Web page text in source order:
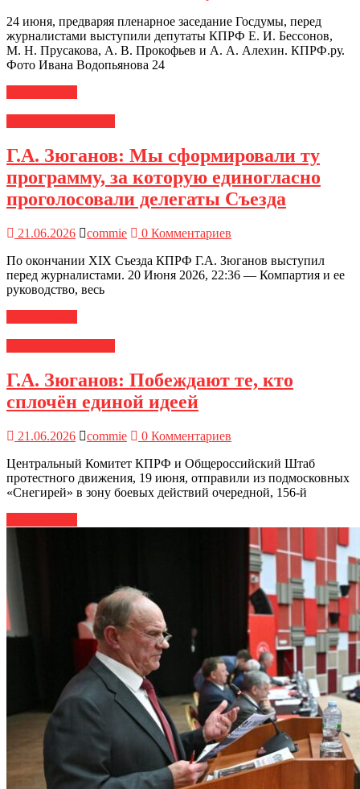
24 июня, предваряя пленарное заседание Госдумы, перед
журналистами выступили депутаты КПРФ Е. И. Бессонов,
М. Н. Прусакова, А. В. Прокофьев и А. А. Алехин. КПРФ.ру.
Фото Ивана Водопьянова 24
Г.А. Зюганов: Мы сформировали ту
программу, за которую единогласно
проголосовали делегаты Съезда
21.06.2026 commie
0 Комментариев
По окончании XIX Съезда КПРФ Г.А. Зюганов выступил
перед журналистами. 20 Июня 2026, 22:36 — Компартия и ее
руководство, весь
Г.А. Зюганов: Побеждают те, кто
сплочён единой идеей
21.06.2026 commie
0 Комментариев
Центральный Комитет КПРФ и Общероссийский Штаб
протестного движения, 19 июня, отправили из подмосковных
«Снегирей» в зону боевых действий очередной, 156-й